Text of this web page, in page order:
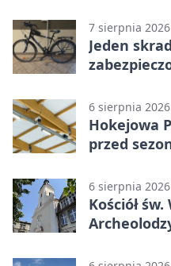
7 sierpnia 2026
Jeden
6 sierpnia 2026
Hokejowa
przed
6 sierpnia 2026
Kościół